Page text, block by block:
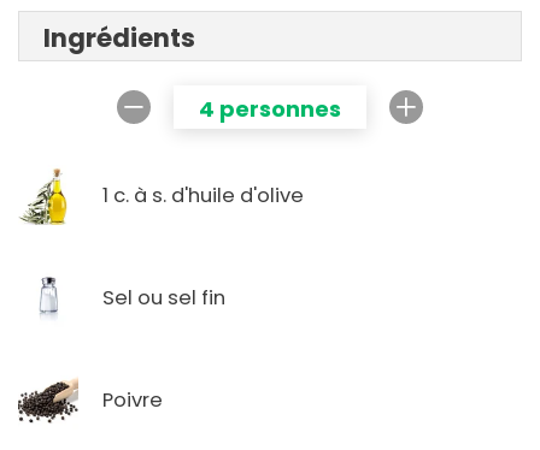
Ingrédients
4 personnes
1 c. à s. d'huile d'olive
Sel ou sel fin
Poivre